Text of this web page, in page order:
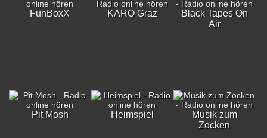
FunBoxX KARO Graz
Black Tapes On
Air
Pit Mosh Heimspiel
Musik zum
Zocken